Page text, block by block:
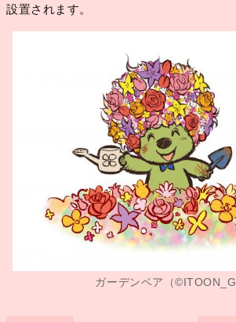
設置されます。
ガーデンベア（